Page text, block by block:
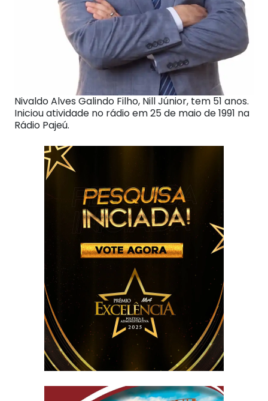
Nivaldo Alves Galindo Filho, Nill Júnior, tem 51 anos.
Iniciou atividade no rádio em 25 de maio de 1991 na
Rádio Pajeú.